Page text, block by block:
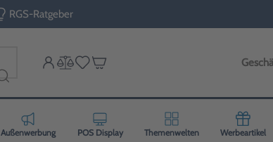
RGS-Ratgeber
Außenwerbung POS Display Themenwelten Werbeartikel